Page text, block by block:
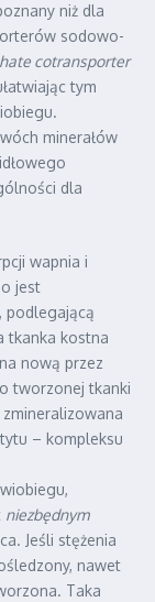
niż dla
sodowo-
cotransporter
tym
minerałów
dla
wapnia i
jest
podlegającą
tkanka kostna
nową przez
tworzonej tkanki
– kompleksu
niezbędnym
Jeśli stężenia
nawet
Taka